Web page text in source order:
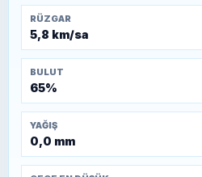
RÜZGAR
5,8 km/sa
BULUT
65%
YAĞIŞ
0,0 mm